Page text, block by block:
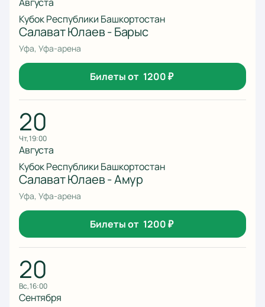
Кубок Республики Башкортостан
Салават Юлаев - Барыс
Уфа, Уфа-арена
Билеты от 1200₽
20
чт, 19:00
Августа
Кубок Республики Башкортостан
Салават Юлаев - Амур
Уфа, Уфа-арена
Билеты от 1200₽
20
вс, 16:00
Сентября